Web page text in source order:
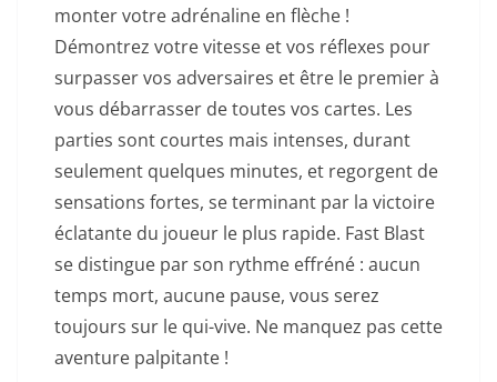
monter votre adrénaline en flèche !
Démontrez votre vitesse et vos réflexes pour
surpasser vos adversaires et être le premier à
vous débarrasser de toutes vos cartes. Les
parties sont courtes mais intenses, durant
seulement quelques minutes, et regorgent de
sensations fortes, se terminant par la victoire
éclatante du joueur le plus rapide. Fast Blast
se distingue par son rythme effréné : aucun
temps mort, aucune pause, vous serez
toujours sur le qui-vive. Ne manquez pas cette
aventure palpitante !